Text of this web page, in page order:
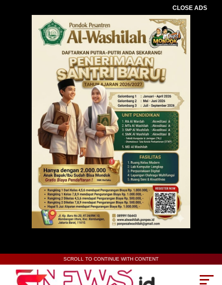
CLOSE ADS
SCROLL TO CONTINUE WITH CONTENT